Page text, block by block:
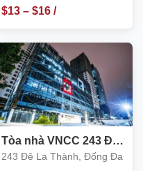
$13– $16/
m2
Tòa nhà VNCC 243 Đê
La Thành, Đống Đa
243 Đê La Thành, Đống Đa